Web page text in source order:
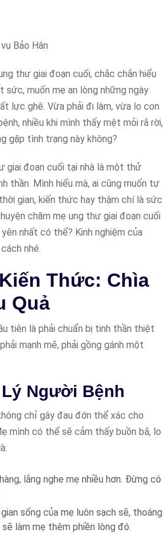
thư giai đoạn cuối, chắc chắn hiểu
sức, muốn mẹ an lòng những ngày
lực ghê. Vừa phải đi làm, vừa lo con
nhiều khi mình thấy mệt mỏi rã rời,
gặp tình trạng này không?
giai đoạn cuối tại nhà là một thử
thần. Mình hiểu mà, ai cũng muốn tự
gian, kiến thức hay thậm chí là sức
chăm mẹ ung thư giai đoạn cuối
nhất có thể? Kinh nghiệm của
nhé.
Thức: Chìa
Quả
tiên là phải chuẩn bị tinh thần thiệt
mạnh mẽ, phải gồng gánh một
Người Bệnh
chỉ gây đau đớn thể xác cho
mình có thể sẽ cảm thấy buồn bã, lo
lắng nghe mẹ nhiều hơn. Đừng có
sống của mẹ luôn sạch sẽ, thoáng
làm mẹ thêm phiền lòng đó.